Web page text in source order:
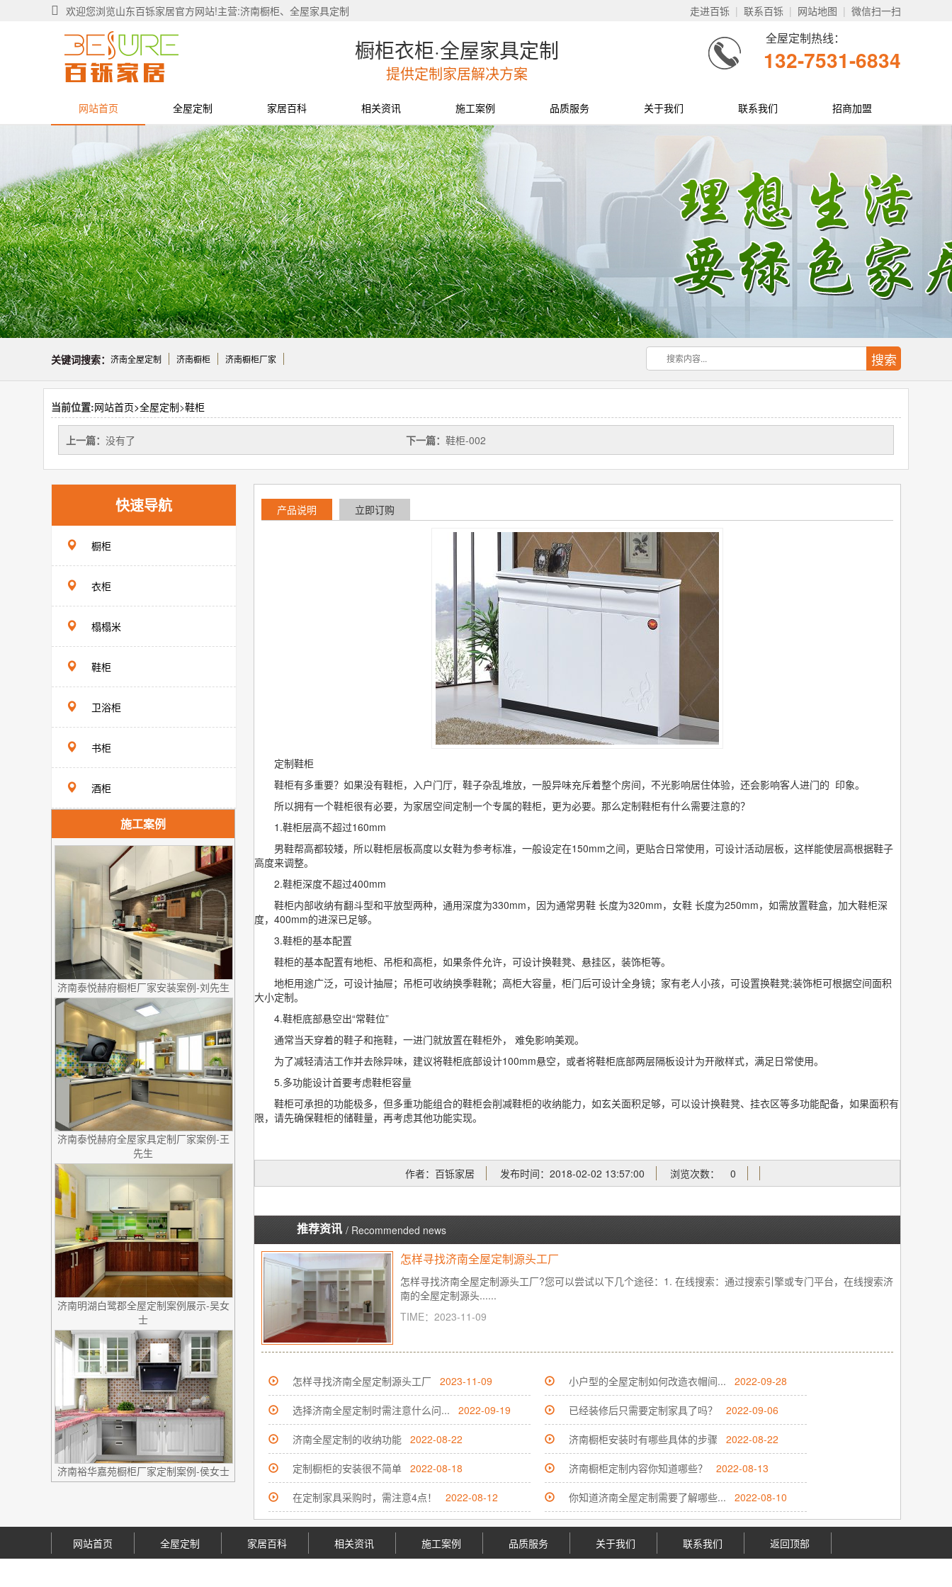
欢迎您浏览山东百铄家居官方网站!主营:济南橱柜、全屋家具定制 走进百铄 | 联系百铄 | 微信扫一扫
网站地图 |
橱柜衣柜·全屋家具定制
提供定制家居解决方案
全屋定制热线：
132-7531-6834
网站首页 全屋定制 家居百科 相关资讯 施工案例 品质服务 关于我们 联系我们 招商加盟
关键词搜索： 济南全屋定制 济南橱柜 济南橱柜厂家
当前位置:网站首页>全屋定制>鞋柜
上一篇： 没有了 下一篇： 鞋柜-002
快速导航
橱柜
衣柜
榻榻米
鞋柜
卫浴柜
书柜
酒柜
施工案例
济南泰悦赫府橱柜厂家安装案例-刘先生
济南泰悦赫府全屋家具定制厂家案例-王
先生
济南明湖白鹭郡全屋定制案例展示-吴女
士
济南裕华嘉苑橱柜厂家定制案例-侯女士
产品说明 立即订购
定制鞋柜
鞋柜有多重要？如果没有鞋柜，入户门厅，鞋子杂乱堆放，一股异味充斥着整个房间，不光影响居住体验，还会影响客人进门的 印象。
所以拥有一个鞋柜很有必要，为家居空间定制一个专属的鞋柜，更为必要。那么定制鞋柜有什么需要注意的？
1.鞋柜层高不超过160mm
男鞋帮高都较矮，所以鞋柜层板高度以女鞋为参考标准，一般设定在150mm之间，更贴合日常使用，可设计活动层板，这样能使层高根据鞋子
高度来调整。
2.鞋柜深度不超过400mm
鞋柜内部收纳有翻斗型和平放型两种，通用深度为330mm，因为通常男鞋 长度为320mm，女鞋 长度为250mm，如需放置鞋盒，加大鞋柜深
度，400mm的进深已足够。
3.鞋柜的基本配置
鞋柜的基本配置有地柜、吊柜和高柜，如果条件允许，可设计换鞋凳、悬挂区，装饰柜等。
地柜用途广泛，可设计抽屉；吊柜可收纳换季鞋靴；高柜大容量，柜门后可设计全身镜；家有老人小孩，可设置换鞋凳;装饰柜可根据空间面积
大小定制。
4.鞋柜底部悬空出“常鞋位”
通常当天穿着的鞋子和拖鞋，一进门就放置在鞋柜外， 难免影响美观。
为了减轻清洁工作并去除异味，建议将鞋柜底部设计100mm悬空，或者将鞋柜底部两层隔板设计为开敞样式，满足日常使用。
5.多功能设计首要考虑鞋柜容量
鞋柜可承担的功能极多，但多重功能组合的鞋柜会削减鞋柜的收纳能力，如玄关面积足够，可以设计换鞋凳、挂衣区等多功能配备，如果面积有
限，请先确保鞋柜的储鞋量，再考虑其他功能实现。
作者：百铄家居 发布时间：2018-02-02 13:57:00 浏览次数： 0
推荐资讯 / Recommended news
怎样寻找济南全屋定制源头工厂
怎样寻找济南全屋定制源头工厂?您可以尝试以下几个途径：1. 在线搜索：通过搜索引擎或专门平台，在线搜索济
南的全屋定制源头......
TIME：2023-11-09
怎样寻找济南全屋定制源头工厂 2023-11-09 小户型的全屋定制如何改造衣帽间... 2022-09-28
选择济南全屋定制时需注意什么问... 2022-09-19 已经装修后只需要定制家具了吗？ 2022-09-06
济南全屋定制的收纳功能 2022-08-22 济南橱柜安装时有哪些具体的步骤 2022-08-22
定制橱柜的安装很不简单 2022-08-18 济南橱柜定制内容你知道哪些？ 2022-08-13
在定制家具采购时，需注意4点！ 2022-08-12 你知道济南全屋定制需要了解哪些... 2022-08-10
网站首页 全屋定制 家居百科 相关资讯 施工案例 品质服务 关于我们 联系我们 返回顶部